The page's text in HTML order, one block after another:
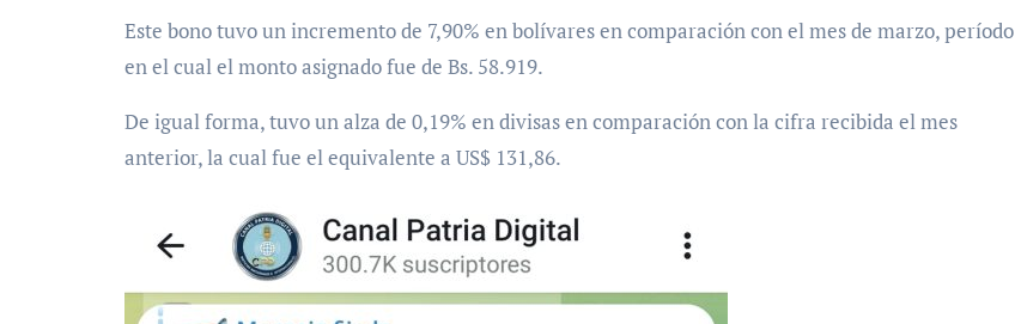
Este bono tuvo un incremento de 7,90% en bolívares en comparación con el mes de marzo, período
en el cual el monto asignado fue de Bs. 58.919.
De igual forma, tuvo un alza de 0,19% en divisas en comparación con la cifra recibida el mes
anterior, la cual fue el equivalente a US$ 131,86.